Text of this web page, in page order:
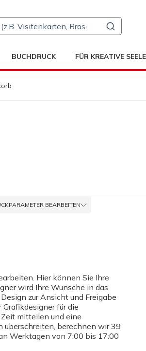
BUCHDRUCK FÜR KREATIVE
oder
Wir
Fragen.
Liefermöglichkeiten
BEARBEITEN
Hier können Sie Ihre
wird Ihre Wünsche in das
zur Ansicht und Freigabe
für die
mitteilen und eine
überschreiten, berechnen wir 39
Werktagen von 7:00 bis 17:00